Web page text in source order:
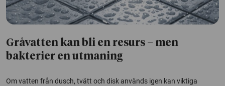
Gråvatten kan bli en resurs – men
bakterier en utmaning
Om vatten från dusch, tvätt och disk används igen kan viktiga